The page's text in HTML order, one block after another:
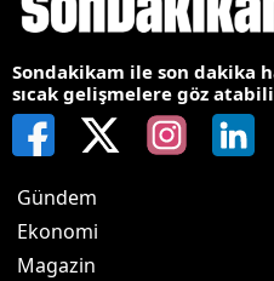
Sondakikam ile son dakika
sıcak gelişmelere göz
Gündem
Ekonomi
Magazin